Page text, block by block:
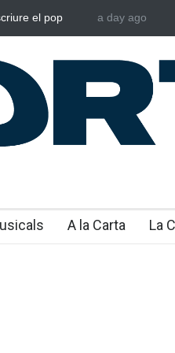
el pop
Laura West
a day ago
A la Carta La